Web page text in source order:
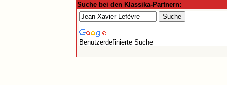
Suche bei den Klassika-Partnern:
Benutzerdefinierte Suche